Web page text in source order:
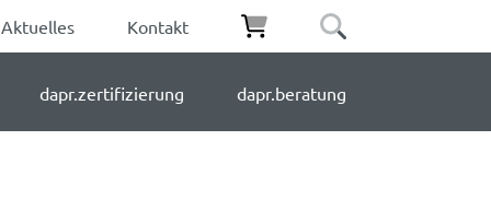
Aktuelles Kontakt
dapr.zertifizierung dapr.beratung